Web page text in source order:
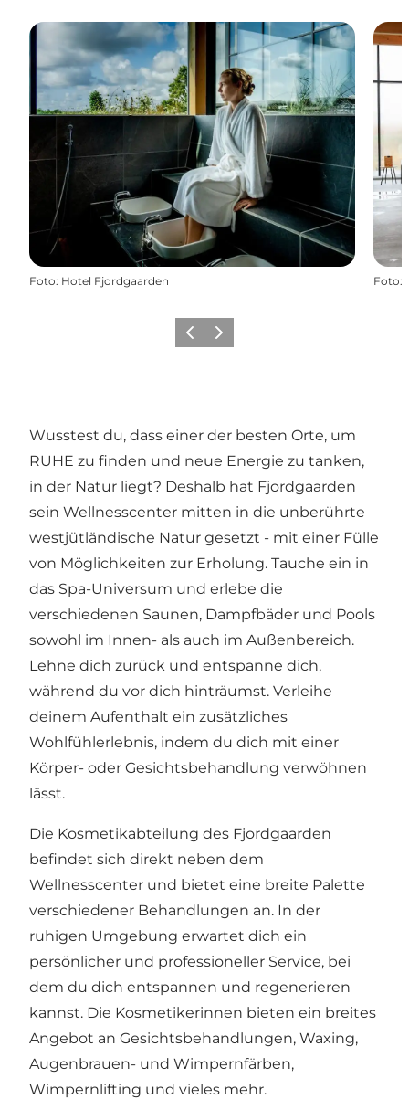
Foto: Hotel Fjordgaarden Foto:
ZurückWeiter
Wusstest du, dass einer der besten Orte, um
RUHE zu finden und neue Energie zu tanken,
in der Natur liegt? Deshalb hat Fjordgaarden
sein Wellnesscenter mitten in die unberührte
westjütländische Natur gesetzt - mit einer Fülle
von Möglichkeiten zur Erholung. Tauche ein in
das Spa-Universum und erlebe die
verschiedenen Saunen, Dampfbäder und Pools
sowohl im Innen- als auch im Außenbereich.
Lehne dich zurück und entspanne dich,
während du vor dich hinträumst. Verleihe
deinem Aufenthalt ein zusätzliches
Wohlfühlerlebnis, indem du dich mit einer
Körper- oder Gesichtsbehandlung verwöhnen
lässt.
Die Kosmetikabteilung des Fjordgaarden
befindet sich direkt neben dem
Wellnesscenter und bietet eine breite Palette
verschiedener Behandlungen an. In der
ruhigen Umgebung erwartet dich ein
persönlicher und professioneller Service, bei
dem du dich entspannen und regenerieren
kannst. Die Kosmetikerinnen bieten ein breites
Angebot an Gesichtsbehandlungen, Waxing,
Augenbrauen- und Wimpernfärben,
Wimpernlifting und vieles mehr.